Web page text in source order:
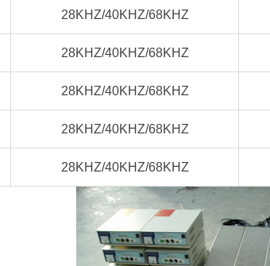
28KHZ/40KHZ/68KHZ
28KHZ/40KHZ/68KHZ
28KHZ/40KHZ/68KHZ
28KHZ/40KHZ/68KHZ
28KHZ/40KHZ/68KHZ